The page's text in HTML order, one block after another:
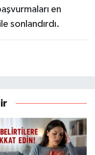
en
sonlandırdı.